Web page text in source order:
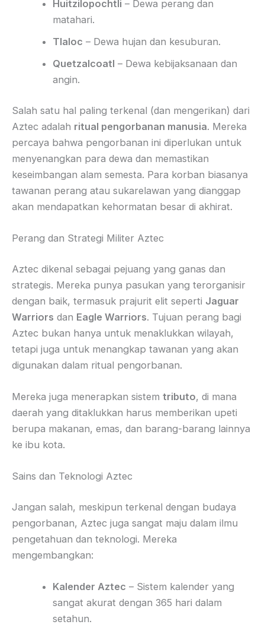
Huitzilopochtli – Dewa perang dan
matahari.
Tlaloc – Dewa hujan dan kesuburan.
Quetzalcoatl – Dewa kebijaksanaan dan
angin.
Salah satu hal paling terkenal (dan mengerikan) dari
Aztec adalah ritual pengorbanan manusia. Mereka
percaya bahwa pengorbanan ini diperlukan untuk
menyenangkan para dewa dan memastikan
keseimbangan alam semesta. Para korban biasanya
tawanan perang atau sukarelawan yang dianggap
akan mendapatkan kehormatan besar di akhirat.
Perang dan Strategi Militer Aztec
Aztec dikenal sebagai pejuang yang ganas dan
strategis. Mereka punya pasukan yang terorganisir
dengan baik, termasuk prajurit elit seperti Jaguar
Warriors dan Eagle Warriors. Tujuan perang bagi
Aztec bukan hanya untuk menaklukkan wilayah,
tetapi juga untuk menangkap tawanan yang akan
digunakan dalam ritual pengorbanan.
Mereka juga menerapkan sistem tributo, di mana
daerah yang ditaklukkan harus memberikan upeti
berupa makanan, emas, dan barang-barang lainnya
ke ibu kota.
Sains dan Teknologi Aztec
Jangan salah, meskipun terkenal dengan budaya
pengorbanan, Aztec juga sangat maju dalam ilmu
pengetahuan dan teknologi. Mereka
mengembangkan:
Kalender Aztec – Sistem kalender yang
sangat akurat dengan 365 hari dalam
setahun.